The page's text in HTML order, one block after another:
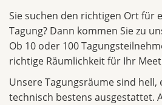
Sie suchen den richtigen Ort für
Tagung? Dann kommen Sie zu
Ob 10 oder 100
richtige Räumlichkeit für Ihr
Unsere Tagungsräume sind hell,
technisch bestens ausgestattet.